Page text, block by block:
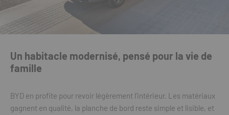
Un habitacle modernisé, pensé pour la vie de
famille
BYD en profite pour revoir légèrement l’intérieur. Les matériaux
gagnent en qualité, la planche de bord reste simple et lisible, et